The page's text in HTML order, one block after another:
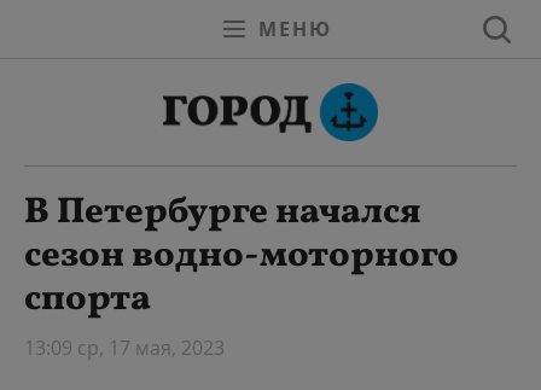
МЕНЮ
В Петербурге начался
сезон водно-моторного
спорта
13:09 ср, 17 мая, 2023